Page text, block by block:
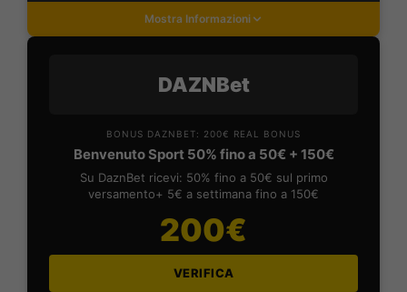
Mostra Informazioni
DAZNBet
BONUS DAZNBET: 200€ REAL BONUS
Benvenuto Sport 50% fino a 50€ + 150€
Su DaznBet ricevi: 50% fino a 50€ sul primo
versamento+ 5€ a settimana fino a 150€
200€
VERIFICA